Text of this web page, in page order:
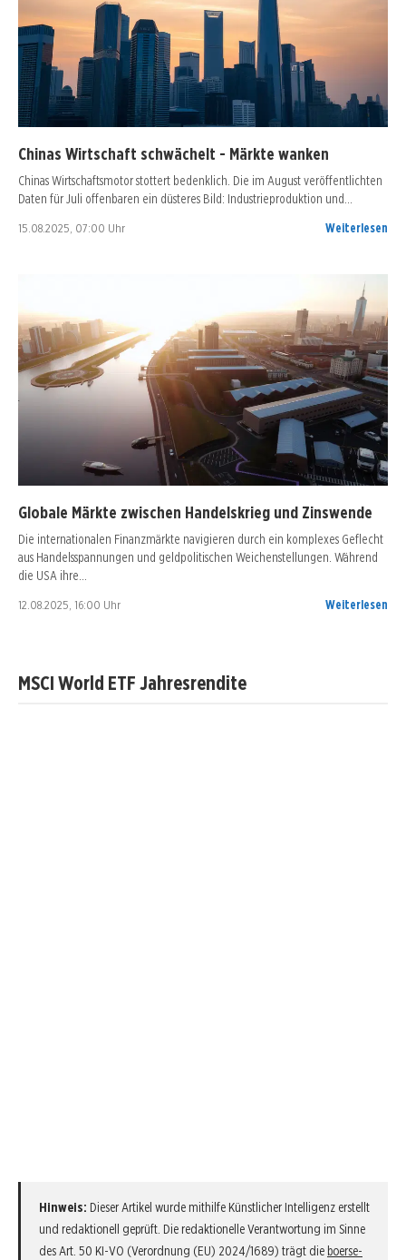
Chinas Wirtschaft schwächelt - Märkte wanken
Chinas Wirtschaftsmotor stottert bedenklich. Die im August veröffentlichten
Daten für Juli offenbaren ein düsteres Bild: Industrieproduktion und…
15.08.2025, 07:00 Uhr Weiterlesen
Globale Märkte zwischen Handelskrieg und Zinswende
Die internationalen Finanzmärkte navigieren durch ein komplexes Geflecht
aus Handelsspannungen und geldpolitischen Weichenstellungen. Während
die USA ihre…
12.08.2025, 16:00 Uhr Weiterlesen
MSCI World ETF Jahresrendite
Hinweis: Dieser Artikel wurde mithilfe Künstlicher Intelligenz erstellt
und redaktionell geprüft. Die redaktionelle Verantwortung im Sinne
des Art. 50 KI-VO (Verordnung (EU) 2024/1689) trägt die boerse-